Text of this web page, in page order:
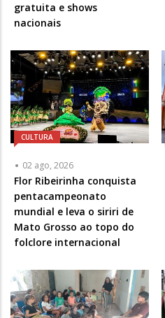
gratuita e shows
nacionais
CULTURA
02 ago, 2026
Flor Ribeirinha conquista
pentacampeonato
mundial e leva o siriri de
Mato Grosso ao topo do
folclore internacional